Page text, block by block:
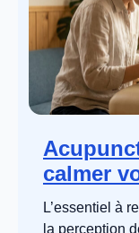
calmer
L’essentiel à
la perception